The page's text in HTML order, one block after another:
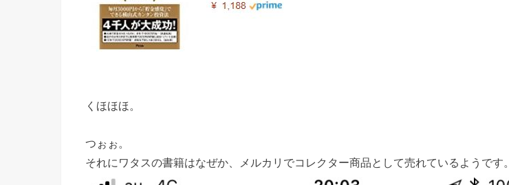
くほほほ。
つぉぉ。
それにワタスの書籍はなぜか、メルカリでコレクター商品として売れているようです。